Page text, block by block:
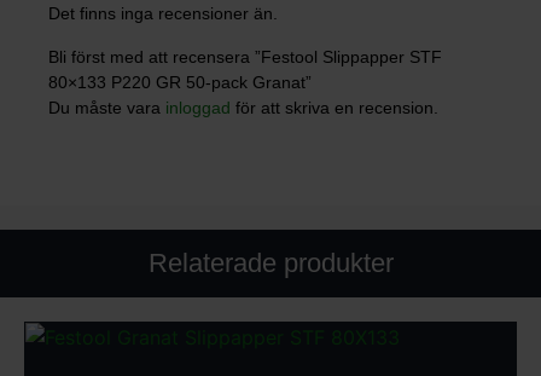
Det finns inga recensioner än.
Bli först med att recensera ”Festool Slippapper STF
80×133 P220 GR 50-pack Granat”
Du måste vara inloggad för att skriva en recension.
Relaterade produkter